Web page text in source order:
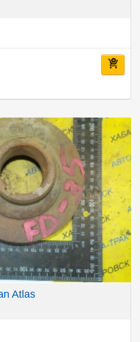
Atlas